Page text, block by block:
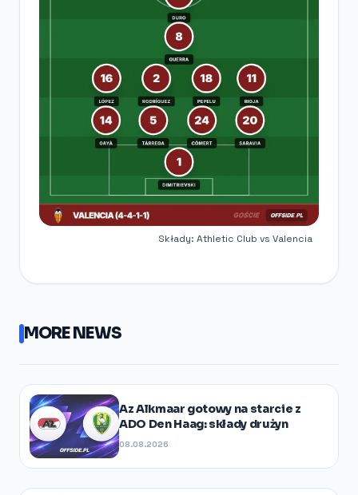
Składy: Athletic Club vs Valencia
MORE NEWS
Az Alkmaar gotowy na starcie z
ADO Den Haag: składy drużyn
08.08.2026